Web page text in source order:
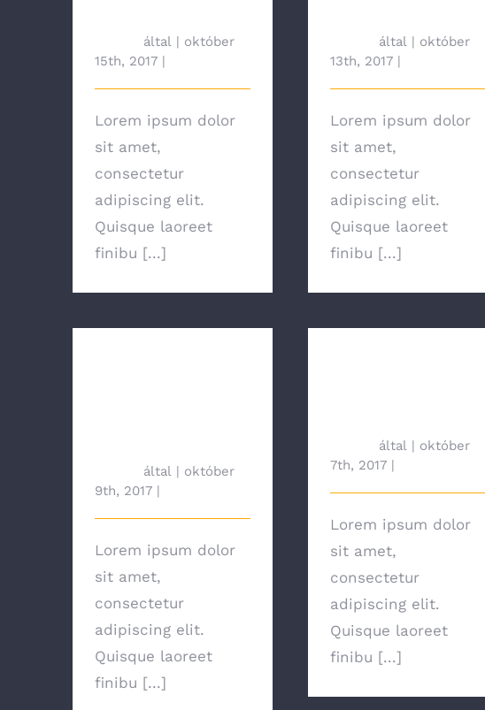
által | október
15th, 2017 |
Lorem ipsum dolor
sit amet,
consectetur
adipiscing elit.
Quisque laoreet
finibu [...]
által | október
13th, 2017 |
Lorem ipsum dolor
sit amet,
consectetur
adipiscing elit.
Quisque laoreet
finibu [...]
által | október
9th, 2017 |
Lorem ipsum dolor
sit amet,
consectetur
adipiscing elit.
Quisque laoreet
finibu [...]
által | október
7th, 2017 |
Lorem ipsum dolor
sit amet,
consectetur
adipiscing elit.
Quisque laoreet
finibu [...]